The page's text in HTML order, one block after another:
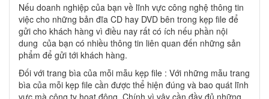
Nếu doanh nghiệp của bạn về lĩnh vực công nghệ thông tin
việc cho những bản đĩa CD hay DVD bên trong kẹp file để
gửi cho khách hàng vì điều nay rất có ích nếu phần nội
dung của bạn có nhiều thông tin liên quan đến những sản
phẩm để gửi tới khách hàng.
Đối với trang bìa của mỗi mẫu kẹp file : Với những mẫu trang
bìa của mỗi kẹp file cần được thể hiện đúng và bao quát lĩnh
vực mà công ty hoạt động. Chính vì vậy cần đầy đủ những